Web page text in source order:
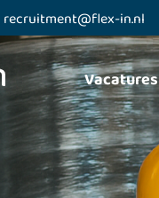
recruitment@flex-in.nl
Vacatures